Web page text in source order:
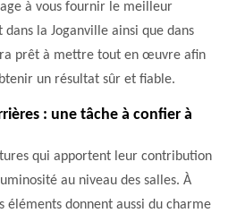
à vous fournir le meilleur
la Joganville ainsi que dans
prêt à mettre tout en œuvre afin
un résultat sûr et fiable.
: une tâche à confier à
qui apportent leur contribution
au niveau des salles. À
éléments donnent aussi du charme